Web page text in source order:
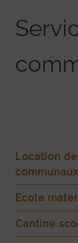
Location
communaux
Ecole
Cantine